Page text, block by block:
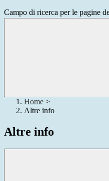
Campo di ricerca per le pagine
Home >
Altre info
Altre info